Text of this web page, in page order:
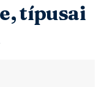
típusai